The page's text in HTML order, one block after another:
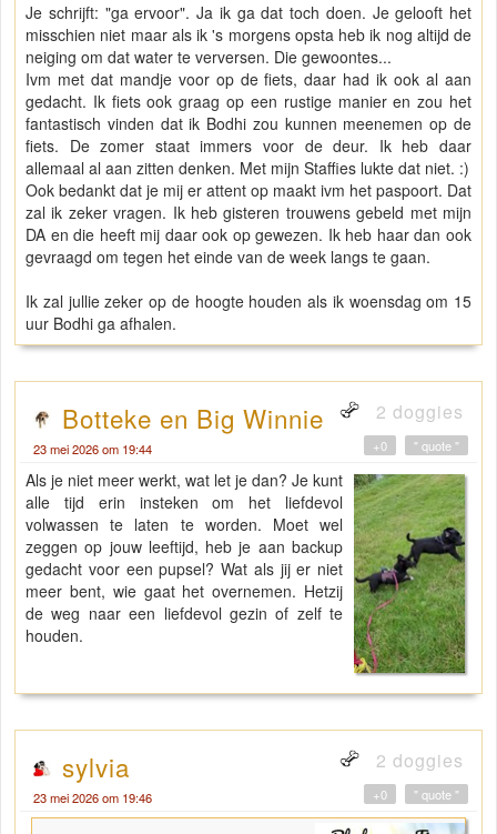
Je schrijft: "ga ervoor". Ja ik ga dat toch doen. Je gelooft het
misschien niet maar als ik 's morgens opsta heb ik nog altijd de
neiging om dat water te verversen. Die gewoontes...
Ivm met dat mandje voor op de fiets, daar had ik ook al aan
gedacht. Ik fiets ook graag op een rustige manier en zou het
fantastisch vinden dat ik Bodhi zou kunnen meenemen op de
fiets. De zomer staat immers voor de deur. Ik heb daar
allemaal al aan zitten denken. Met mijn Staffies lukte dat niet. :)
Ook bedankt dat je mij er attent op maakt ivm het paspoort. Dat
zal ik zeker vragen. Ik heb gisteren trouwens gebeld met mijn
DA en die heeft mij daar ook op gewezen. Ik heb haar dan ook
gevraagd om tegen het einde van de week langs te gaan.
Ik zal jullie zeker op de hoogte houden als ik woensdag om 15
uur Bodhi ga afhalen.
Botteke en Big Winnie 2 doggies
23 mei 2026 om 19:44 " quote "
+0
Als je niet meer werkt, wat let je dan? Je kunt
alle tijd erin insteken om het liefdevol
volwassen te laten te worden. Moet wel
zeggen op jouw leeftijd, heb je aan backup
gedacht voor een pupsel? Wat als jij er niet
meer bent, wie gaat het overnemen. Hetzij
de weg naar een liefdevol gezin of zelf te
houden.
sylvia 2 doggies
23 mei 2026 om 19:46 " quote "
+0